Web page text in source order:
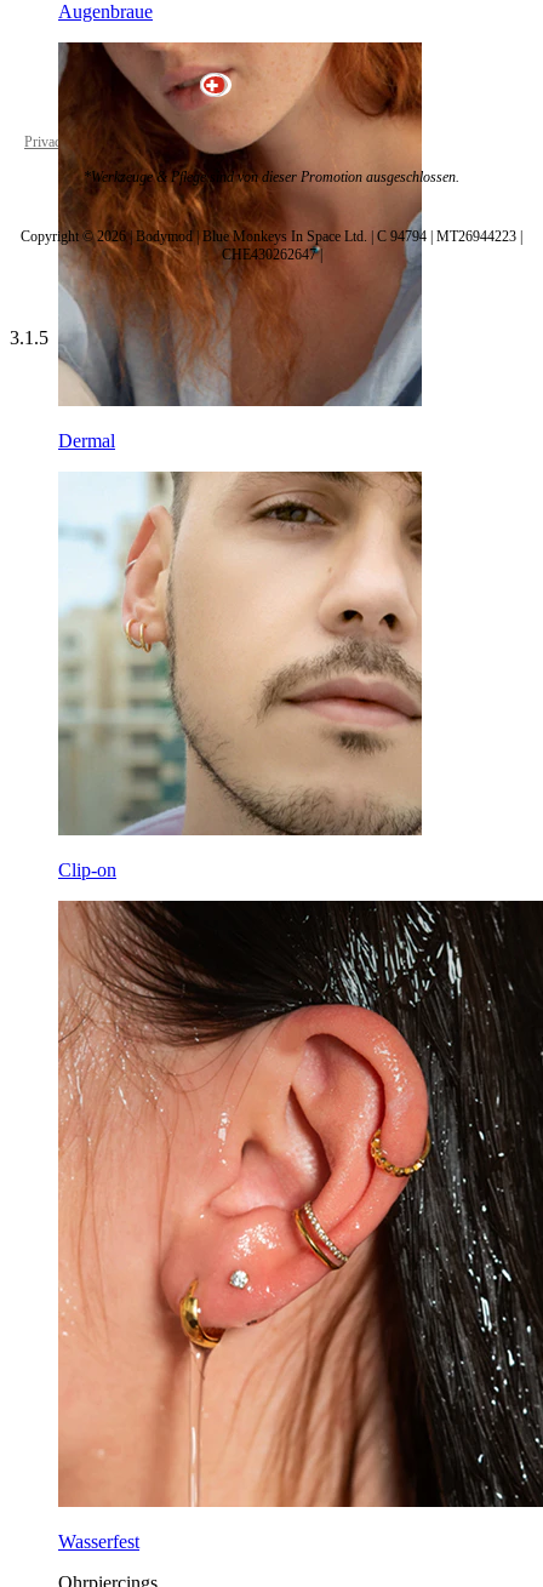
Augenbraue
Dermal
Clip-on
Wasserfest
Ohrpiercings
Switzerland
Privacy policy Cookie settings
*Werkzeuge & Pflege sind von dieser Promotion ausgeschlossen.
Copyright © 2026 | Bodymod | Blue Monkeys In Space Ltd. | C 94794 | MT26944223 |
CHE430262647 |
3.1.5